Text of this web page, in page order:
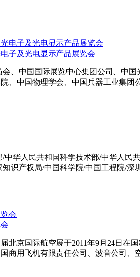
子及光电显示产品展览会
、中国国际展览中心集团公司、中
、中国物理学会、中国兵器工业集
中华人民共和国科学技术部/中华人
识产权局/中国科学院/中国工程院/
京国际航空展于2011年9月24日在
商用飞机有限责任公司、波音公司